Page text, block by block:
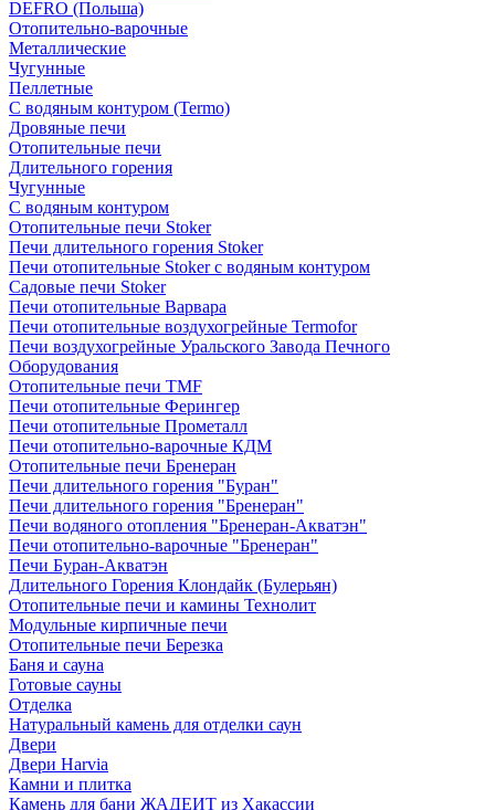
DEFRO (Польша)
Отопительно-варочные
Металлические
Чугунные
Пеллетные
С водяным контуром (Termo)
Дровяные печи
Отопительные печи
Длительного горения
Чугунные
C водяным контуром
Отопительные печи Stoker
Печи длительного горения Stoker
Печи отопительные Stoker с водяным контуром
Садовые печи Stoker
Печи отопительные Варвара
Печи отопительные воздухогрейные Termofor
Печи воздухогрейные Уральского Завода Печного
Оборудования
Отопительные печи TMF
Печи отопительные Ферингер
Печи отопительные Прометалл
Печи отопительно-варочные КДМ
Отопительные печи Бренеран
Печи длительного горения "Буран"
Печи длительного горения "Бренеран"
Печи водяного отопления "Бренеран-Акватэн"
Печи отопительно-варочные "Бренеран"
Печи Буран-Акватэн
Длительного Горения Клондайк (Булерьян)
Отопительные печи и камины Технолит
Модульные кирпичные печи
Отопительные печи Березка
Баня и сауна
Готовые сауны
Отделка
Натуральный камень для отделки саун
Двери
Двери Harvia
Камни и плитка
Камень для бани ЖАДЕИТ из Хакассии